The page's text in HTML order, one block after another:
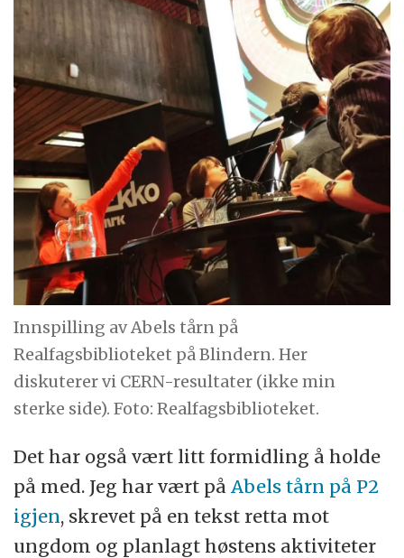
Innspilling av Abels tårn på
Realfagsbiblioteket på Blindern. Her
diskuterer vi CERN-resultater (ikke min
sterke side). Foto: Realfagsbiblioteket.
Det har også vært litt formidling å holde
på med. Jeg har vært på Abels tårn på P2
igjen, skrevet på en tekst retta mot
ungdom og planlagt høstens aktiviteter